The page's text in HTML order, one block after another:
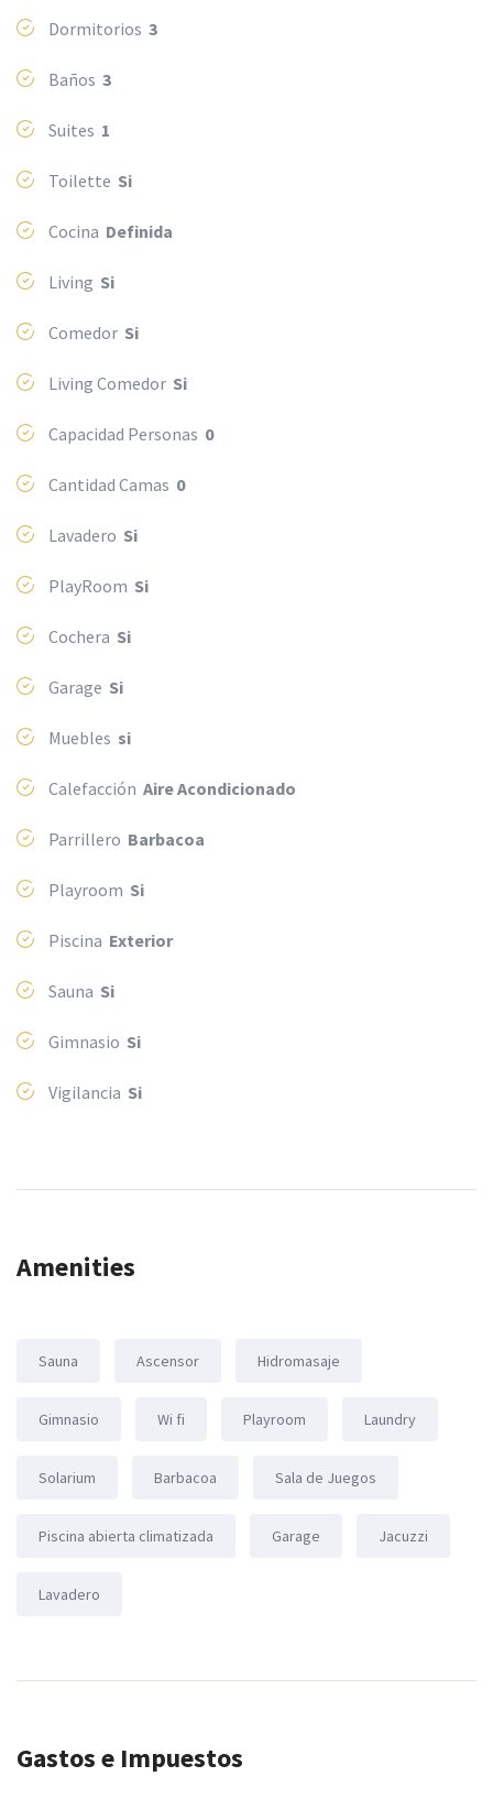
Dormitorios 3
Baños 3
Suites 1
Toilette Si
Cocina Definida
Living Si
Comedor Si
Living Comedor Si
Capacidad Personas 0
Cantidad Camas 0
Lavadero Si
PlayRoom Si
Cochera Si
Garage Si
Muebles si
Calefacción Aire Acondicionado
Parrillero Barbacoa
Playroom Si
Piscina Exterior
Sauna Si
Gimnasio Si
Vigilancia Si
Amenities
Sauna Ascensor Hidromasaje
Gimnasio Wi fi Playroom Laundry
Solarium Barbacoa Sala de Juegos
Piscina abierta climatizada Garage Jacuzzi
Lavadero
Gastos e Impuestos